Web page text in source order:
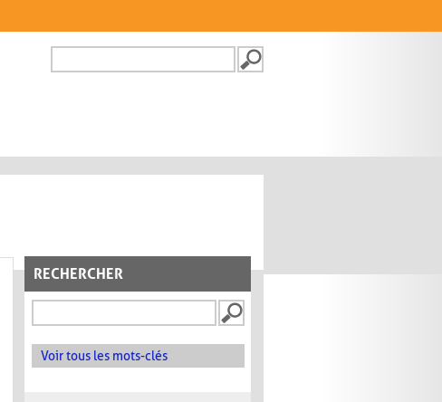
FORMULAIRE DE
RECHERCHER
Voir tous les mots-clés